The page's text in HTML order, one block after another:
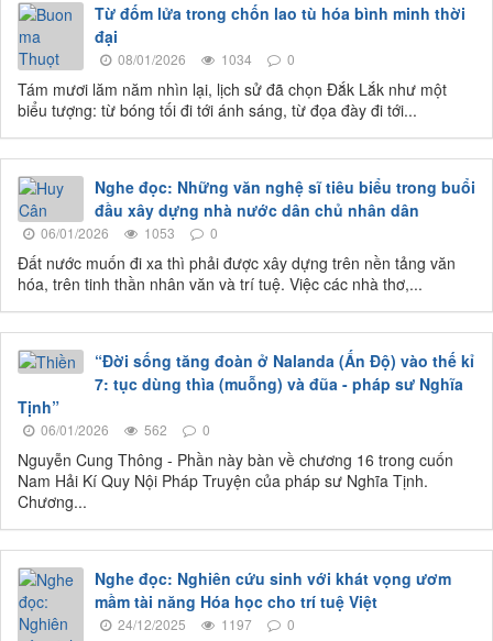
Từ đốm lửa trong chốn lao tù hóa bình minh thời
đại
08/01/2026 1034 0
Tám mươi lăm năm nhìn lại, lịch sử đã chọn Đắk Lắk như một
biểu tượng: từ bóng tối đi tới ánh sáng, từ đọa đày đi tới...
Nghe đọc: Những văn nghệ sĩ tiêu biểu trong buổi
đầu xây dựng nhà nước dân chủ nhân dân
06/01/2026 1053 0
Đất nước muốn đi xa thì phải được xây dựng trên nền tảng văn
hóa, trên tinh thần nhân văn và trí tuệ. Việc các nhà thơ,...
“Đời sống tăng đoàn ở Nalanda (Ấn Độ) vào thế kỉ
7: tục dùng thìa (muỗng) và đũa - pháp sư Nghĩa
Tịnh”
06/01/2026 562 0
Nguyễn Cung Thông - Phần này bàn về chương 16 trong cuốn
Nam Hải Kí Quy Nội Pháp Truyện của pháp sư Nghĩa Tịnh.
Chương...
Nghe đọc: Nghiên cứu sinh với khát vọng ươm
mầm tài năng Hóa học cho trí tuệ Việt
24/12/2025 1197 0